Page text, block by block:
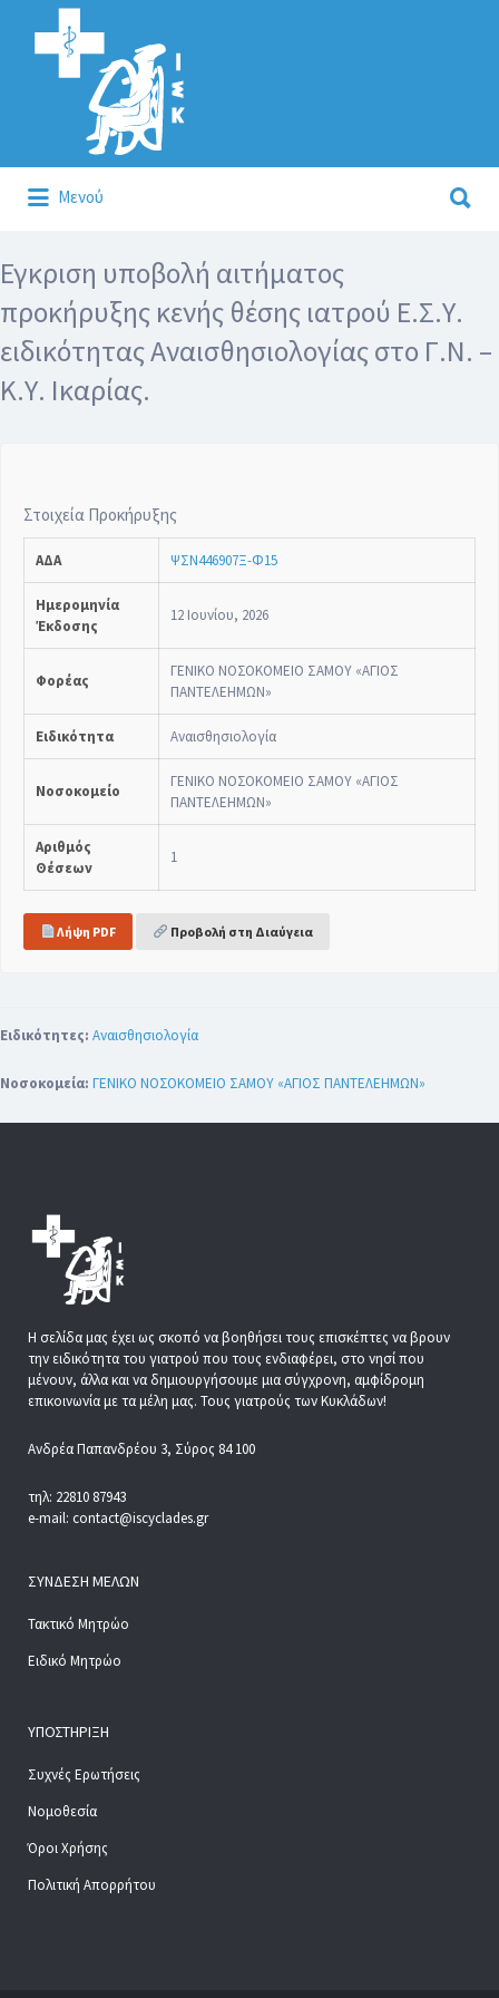
Αναζήτηση
για:
Μενού
για:
Εγκριση υποβολή αιτήματος
προκήρυξης κενής θέσης ιατρού Ε.Σ.Υ.
ειδικότητας Αναισθησιολογίας στο Γ.Ν. –
Κ.Υ. Ικαρίας.
Στοιχεία Προκήρυξης
ΑΔΑ ΨΣΝ446907Ξ-Φ15
Ημερομηνία
Έκδοσης
12 Ιουνίου, 2026
Φορέας
ΓΕΝΙΚΟ ΝΟΣΟΚΟΜΕΙΟ ΣΑΜΟΥ «ΑΓΙΟΣ
ΠΑΝΤΕΛΕΗΜΩΝ»
Ειδικότητα Αναισθησιολογία
Νοσοκομείο
ΓΕΝΙΚΟ ΝΟΣΟΚΟΜΕΙΟ ΣΑΜΟΥ «ΑΓΙΟΣ
ΠΑΝΤΕΛΕΗΜΩΝ»
Αριθμός
Θέσεων
1
Λήψη PDF Προβολή στη Διαύγεια
Ειδικότητες: Αναισθησιολογία
Νοσοκομεία: ΓΕΝΙΚΟ ΝΟΣΟΚΟΜΕΙΟ ΣΑΜΟΥ «ΑΓΙΟΣ ΠΑΝΤΕΛΕΗΜΩΝ»
Η σελίδα μας έχει ως σκοπό να βοηθήσει τους επισκέπτες να βρουν
την ειδικότητα του γιατρού που τους ενδιαφέρει, στο νησί που
μένουν, άλλα και να δημιουργήσουμε μια σύγχρονη, αμφίδρομη
επικοινωνία με τα μέλη μας. Τους γιατρούς των Κυκλάδων!
Ανδρέα Παπανδρέου 3, Σύρος 84 100
τηλ: 22810 87943
e-mail: contact@iscyclades.gr
ΣΎΝΔΕΣΗ ΜΕΛΏΝ
Τακτικό Μητρώο
Ειδικό Μητρώο
ΥΠΟΣΤΉΡΙΞΗ
Συχνές Ερωτήσεις
Νομοθεσία
Όροι Χρήσης
Πολιτική Απορρήτου